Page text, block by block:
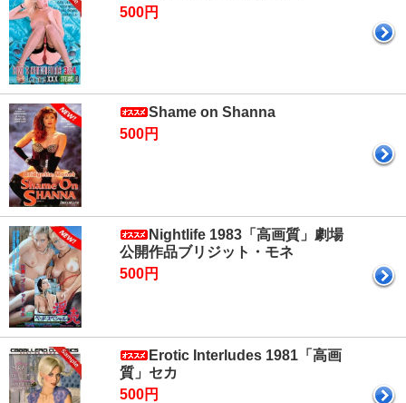
500円
Shame on Shanna
500円
Nightlife 1983「高画質」劇場
公開作品ブリジット・モネ
500円
Erotic Interludes 1981「高画
質」セカ
500円